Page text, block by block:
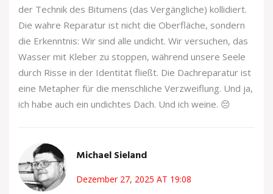
der Technik des Bitumens (das Vergängliche) kollidiert.
Die wahre Reparatur ist nicht die Oberfläche, sondern
die Erkenntnis: Wir sind alle undicht. Wir versuchen, das
Wasser mit Kleber zu stoppen, während unsere Seele
durch Risse in der Identität fließt. Die Dachreparatur ist
eine Metapher für die menschliche Verzweiflung. Und ja,
ich habe auch ein undichtes Dach. Und ich weine. 😔
Michael Sieland
Dezember 27, 2025 AT 19:08